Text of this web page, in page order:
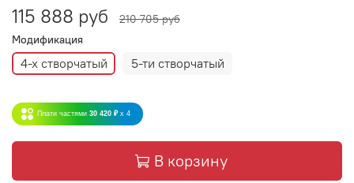
115 888 руб
210 705 руб
Модификация
4-х створчатый 5-ти створчатый
Плати частями 30 420 ₽ x 4
В корзину